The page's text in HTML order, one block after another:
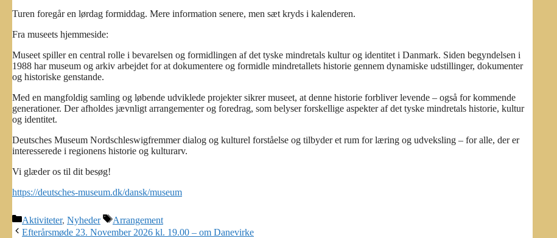
Turen foregår en lørdag formiddag. Mere information senere, men sæt kryds i kalenderen.
Fra museets hjemmeside:
Museet spiller en central rolle i bevarelsen og formidlingen af det tyske mindretals kultur og identitet i Danmark. Siden begyndelsen i
1988 har museum og arkiv arbejdet for at dokumentere og formidle mindretallets historie gennem dynamiske udstillinger, dokumenter
og historiske genstande.
Med en mangfoldig samling og løbende udviklede projekter sikrer museet, at denne historie forbliver levende – også for kommende
generationer. Der afholdes jævnligt arrangementer og foredrag, som belyser forskellige aspekter af det tyske mindretals historie, kultur
og identitet.
Deutsches Museum Nordschleswigfremmer dialog og kulturel forståelse og tilbyder et rum for læring og udveksling – for alle, der er
interesserede i regionens historie og kulturarv.
Vi glæder os til dit besøg!
https://deutsches-museum.dk/dansk/museum
Kategorier
Aktiviteter, Nyheder Tags
Arrangement
Efterårsmøde 23. November 2026 kl. 19.00 – om Danevirke